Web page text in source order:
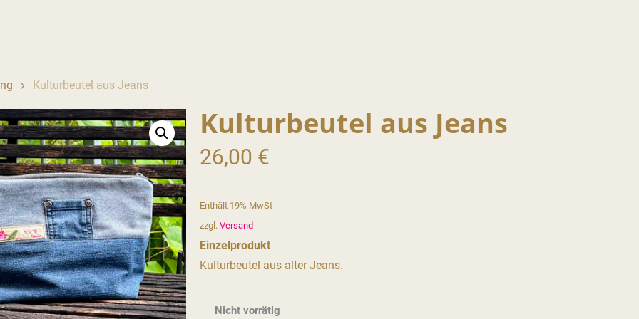
Kulturbeutel aus Jeans
Kulturbeutel aus Jeans
26,00 €
Enthält 19% MwSt
zzgl. Versand
Einzelprodukt
Kulturbeutel aus alter Jeans.
Nicht vorrätig